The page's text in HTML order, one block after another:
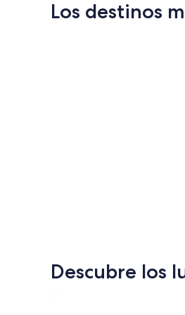
Los destinos
Descubre los